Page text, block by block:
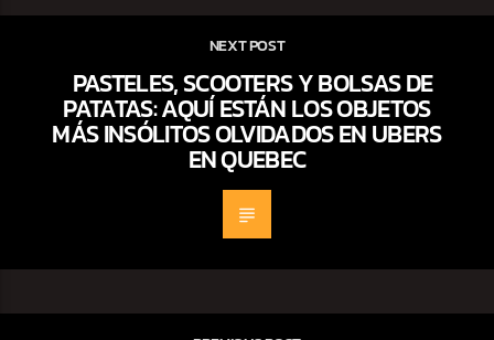
NEXT POST
PASTELES, SCOOTERS Y BOLSAS DE
PATATAS: AQUÍ ESTÁN LOS OBJETOS
MÁS INSÓLITOS OLVIDADOS EN UBERS
EN QUEBEC